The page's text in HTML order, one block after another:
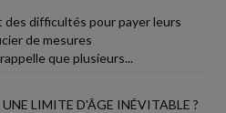
difficultés pour payer leurs
de mesures
que plusieurs...
LIMITE D'ÂGE INÉVITABLE ?